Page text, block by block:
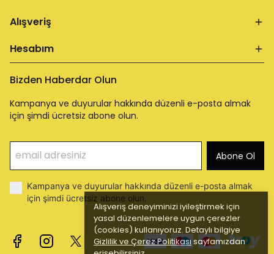
Alışveriş deneyiminizi iyileştirmek için
yasal düzenlemelere uygun çerezler
(cookies) kullanıyoruz. Detaylı bilgiye
Gizlilik ve Çerez Politikası sayfamızdan
Alışveriş
Hesabım
Bizden Haberdar Olun
Kampanya ve duyurular hakkında düzenli e-posta almak
için şimdi ücretsiz abone olun.
Abone Ol
Kampanya ve duyurular hakkında düzenli e-posta almak
için şimdi ücretsiz abone olun.